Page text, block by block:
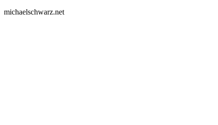
michaelschwarz.net